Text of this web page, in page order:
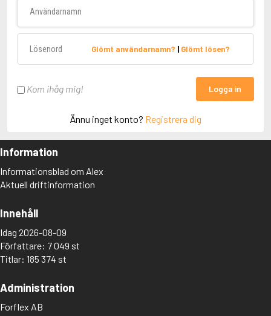
Glömt användarnamn? | Glömt lösen?
Kom ihåg mig! Logga in
Ännu inget konto? Registrera dig
Information
Informationsblad om Alex
Aktuell driftinformation
Innehåll
Idag 2026-08-09
Författare: 7 049 st
Titlar: 185 374 st
Administration
Forflex AB